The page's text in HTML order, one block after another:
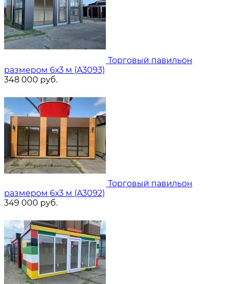
Торговый павильон
размером 6х3 м (A3093)
348 000 руб.
Торговый павильон
размером 6х3 м (A3092)
349 000 руб.